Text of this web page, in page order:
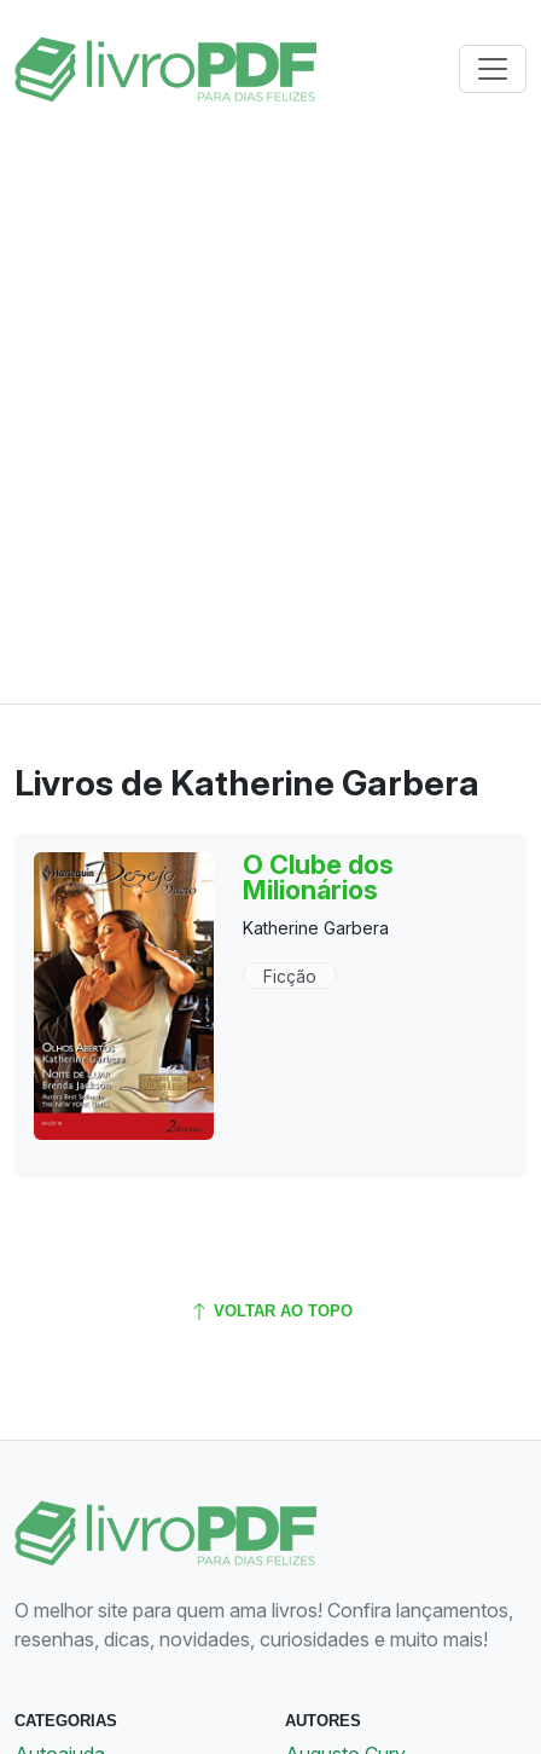
Livros de Katherine Garbera
O Clube dos
Milionários
Katherine Garbera
Ficção
VOLTAR AO TOPO
O melhor site para quem ama livros! Confira lançamentos,
resenhas, dicas, novidades, curiosidades e muito mais!
CATEGORIAS AUTORES